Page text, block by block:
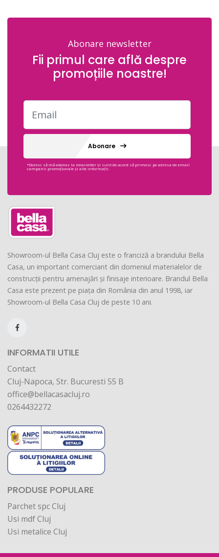
Abonare newsletter
Fii primul care află despre
promoțiile noastre!
Abonare
*Doresc să mă abonez la newsletter și sunt de acord să primesc pe adresa de email
campanii promoționale și alte informații.
Showroom-ul Bella Casa Cluj este o franciză a brandului Bella
Casa, un important comerciant din domeniul materialelor de
construcții pentru amenajări și finisaje interioare. Brandul Bella
Casa este prezent pe piața din România din anul 1998, iar
Showroom-ul Bella Casa Cluj de peste 10 ani.
INFORMATII UTILE
Contact
Cluj-Napoca, Str. Bucuresti 55 B
office@bellacasacluj.ro
0264432272
PRODUSE POPULARE
Parchet spc Cluj
Usi mdf Cluj
Usi metalice Cluj